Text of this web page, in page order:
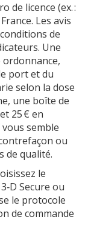
de licence (ex. :
Les avis
de
Une
port et du
selon la dose
une boîte de
25 € en
semble
ou
de qualité.
le
Secure ou
le protocole
de commande